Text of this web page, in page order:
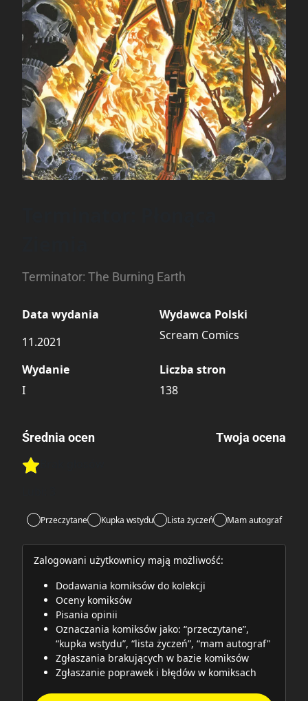
Terminator: The Burning Earth
Data wydania
11.2021
Wydawca Polski
Scream Comics
Wydanie
I
Liczba stron
138
Średnia ocen
Rate this item:
Twoja ocena
Przeczytane Kupka wstydu Lista życzeń Mam autograf
Zalogowani użytkownicy mają możliwość:
Dodawania komiksów do kolekcji
Oceny komiksów
Pisania opinii
Oznaczania komiksów jako: “przeczytane”,
“kupka wstydu”, “lista życzeń”, “mam autograf"
Zgłaszania brakujących w bazie komiksów
Zgłaszanie poprawek i błędów w komiksach